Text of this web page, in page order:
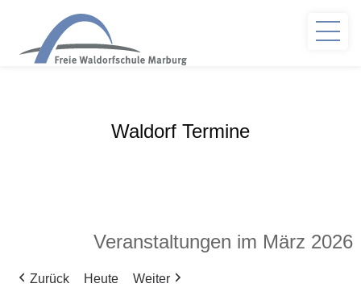
Waldorf Termine
Veranstaltungen im März 2026
Zurück Heute Weiter